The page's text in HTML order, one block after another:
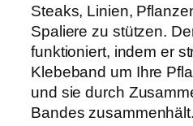
€
Steaks, Linien,
Spaliere zu stützen.
funktioniert, indem er
Klebeband um Ihre
und sie durch
Bandes zusammenhält.